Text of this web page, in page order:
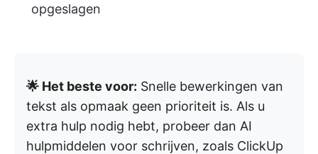
opgeslagen
🌟 Het beste voor: Snelle bewerkingen van
tekst als opmaak geen prioriteit is. Als u
extra hulp nodig hebt, probeer dan AI
hulpmiddelen voor schrijven, zoals ClickUp